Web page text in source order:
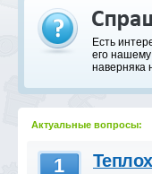
Есть
его
наверняка
Актуальные вопросы:
1